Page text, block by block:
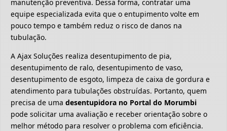
manutenção preventiva. Dessa forma, contratar uma
equipe especializada evita que o entupimento volte em
pouco tempo e também reduz o risco de danos na
tubulação.
A Ajax Soluções realiza desentupimento de pia,
desentupimento de ralo, desentupimento de vaso,
desentupimento de esgoto, limpeza de caixa de gordura e
atendimento para tubulações obstruídas. Portanto, quem
precisa de uma desentupidora no Portal do Morumbi
pode solicitar uma avaliação e receber orientação sobre o
melhor método para resolver o problema com eficiência.